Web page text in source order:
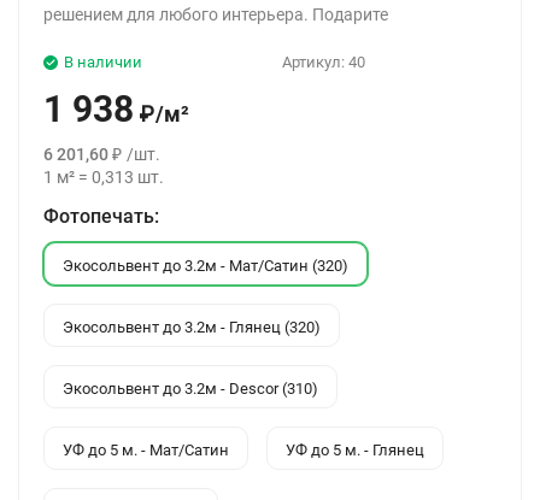
решением для любого интерьера. Подарите
Артикул: 40
В наличии
1 938 ₽/м²
6 201,60₽ /шт.
1 м² = 0,313 шт.
Фотопечать:
Экосольвент до 3.2м - Мат/Сатин (320)
Экосольвент до 3.2м - Глянец (320)
Экосольвент до 3.2м - Descor (310)
УФ до 5 м. - Мат/Сатин УФ до 5 м. - Глянец